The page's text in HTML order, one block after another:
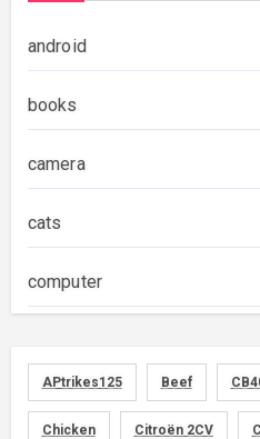
android
books
camera
cats
computer
foods
APtrikes125 Beef
Chicken Citroën 2CV